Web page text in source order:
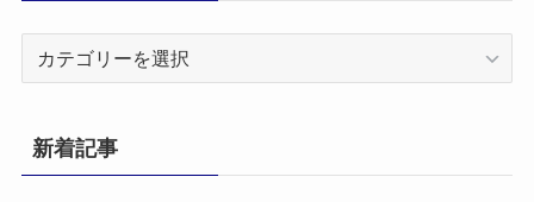
リ
ー
新着記事